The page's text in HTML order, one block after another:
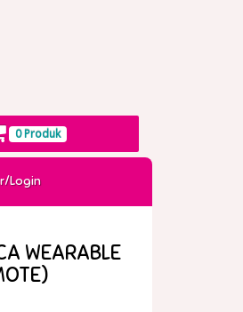
0 Produk
Login
WEARABLE